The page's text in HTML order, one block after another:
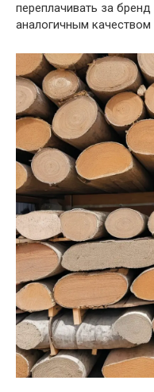
переплачивать за
аналогичным